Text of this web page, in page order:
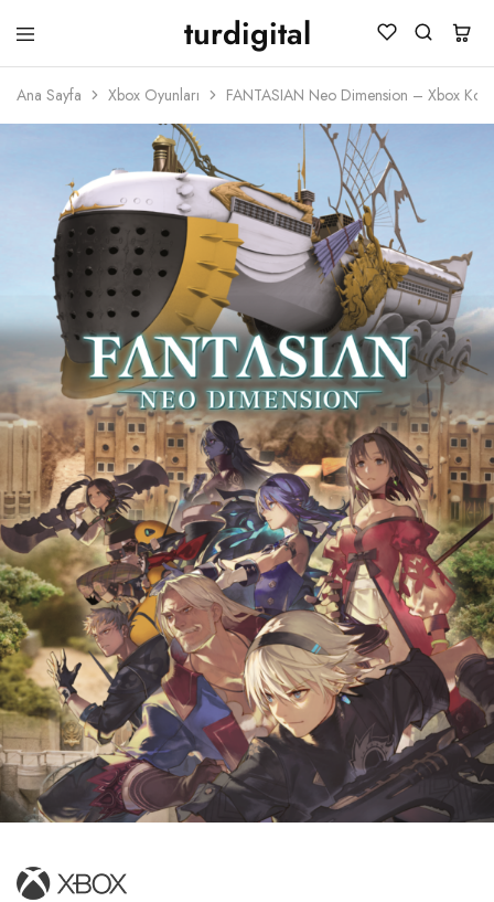
turdigital
TURDIGITAL
Dijital
Kartları
Oyun
Kartları
&
Üyelik
Paketleri
Ana Sayfa Xbox Oyunları FANTASIAN Neo Dimension – Xbox Kod